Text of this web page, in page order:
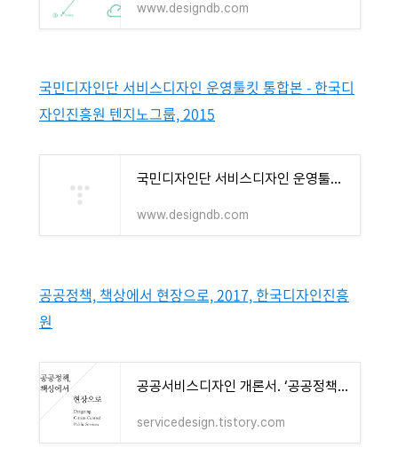
www.designdb.com
국민디자인단 서비스디자인 운영툴킷 통합본 - 한국디
자인진흥원 텐지노그룹, 2015
국민디자인단 서비스디자인 운영툴킷 통합본 - 한국디자인진흥원 텐지노그룹, 2015
www.designdb.com
공공정책, 책상에서 현장으로, 2017, 한국디자인진흥
원
공공서비스디자인 개론서. ‘공공정책, 책상에서 현장으로’ (2017)
servicedesign.tistory.com